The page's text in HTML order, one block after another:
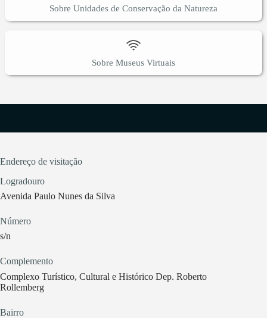
Sobre Unidades de Conservação da Natureza
Sobre Museus Virtuais
Endereço de visitação
Logradouro
Avenida Paulo Nunes da Silva
Número
s/n
Complemento
Complexo Turístico, Cultural e Histórico Dep. Roberto
Rollemberg
Bairro